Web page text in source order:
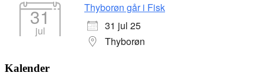
31
jul
Thyborøn går i Fisk
31 jul 25
Thyborøn
Kalender